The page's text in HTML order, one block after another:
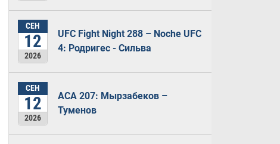
СЕН
12
2026
UFC Fight Night 288 – Noche UFC
4: Родригес - Сильва
СЕН
12
2026
ACA 207: Мырзабеков –
Туменов